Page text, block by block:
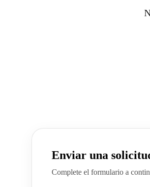
Enviar una
Complete el formulario a